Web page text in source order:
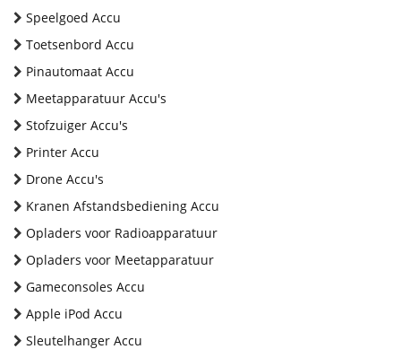
Speelgoed Accu
Toetsenbord Accu
Pinautomaat Accu
Meetapparatuur Accu's
Stofzuiger Accu's
Printer Accu
Drone Accu's
Kranen Afstandsbediening Accu
Opladers voor Radioapparatuur
Opladers voor Meetapparatuur
Gameconsoles Accu
Apple iPod Accu
Sleutelhanger Accu